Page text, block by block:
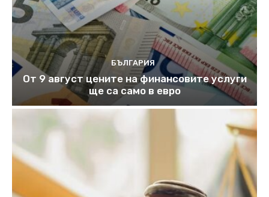
БЪЛГАРИЯ
От 9 август цените на финансовите услуги
ще са само в евро